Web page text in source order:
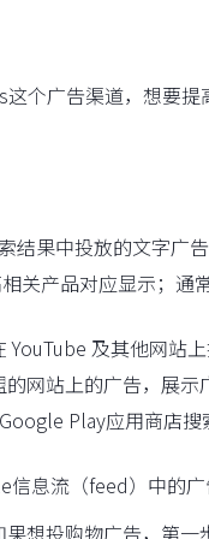
个广告渠道，想要
结果中投放的文字广告
关产品对应显示；
YouTube 及其他网站
网站上的广告，展
Play应⽤商店
信息流（feed）中的
想投购物广告，第一